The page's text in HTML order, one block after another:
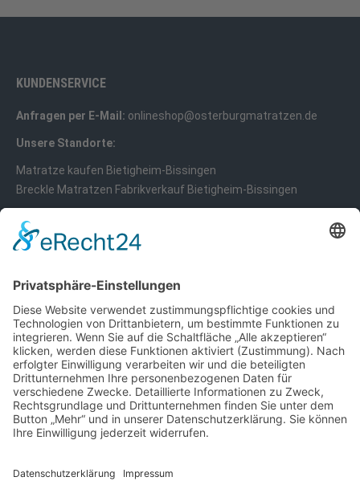
KUNDENSERVICE
Anfragen per E-Mail: onlineshop@osterburgmatratzen.de
Unsere Standorte:
Matratze kaufen Bietigheim-Bissingen
Breckle Matratzen Fabrikverkauf Bietigheim-Bissingen